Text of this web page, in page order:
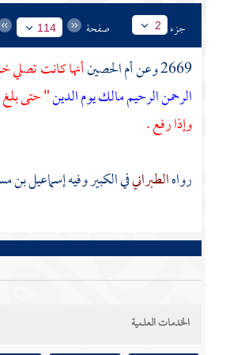
جزء 2 صفحة 114
2669 وعن أم الحصينأنها كانت تصلي
الرحمن الرحيممالك يوم الدين" حتى
وإذا رفع .
رواهالطبرانيفي الكبير وفيهإسماعيل بن
الخدمات العلمية